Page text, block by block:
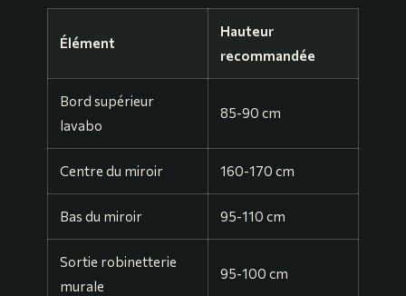
Élément
Hauteur
recommandée
Bord supérieur
lavabo
85-90 cm
Centre du miroir 160-170 cm
Bas du miroir 95-110 cm
Sortie robinetterie
murale
95-100 cm